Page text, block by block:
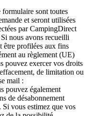
sont toutes
et seront utilisées
par CampingDirect
nous avons recueilli
être profilées aux fins
au règlement (UE)
pouvez exercer vos droits
de limitation ou
mail :
pouvez également
de désabonnement
Si vous estimez que vos